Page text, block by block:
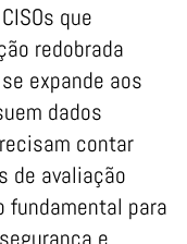
que
redobrada
expande aos
dados
contar
de avaliação
fundamental para
e